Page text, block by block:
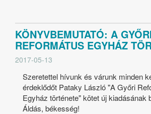
KÖNYVBEMUTATÓ: A
REFORMÁTUS EGYHÁZ
2017-05-13
Szeretettel hívunk és várunk minden
érdeklődőt Pataky László "A Győri
Egyház története" kötet új kiadásának
Áldás, békesség!